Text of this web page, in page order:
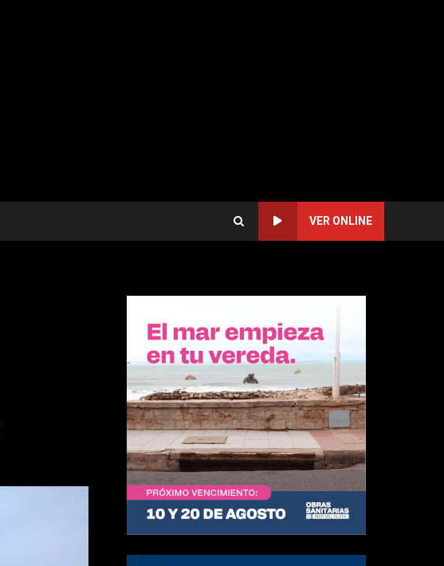
VER ONLINE